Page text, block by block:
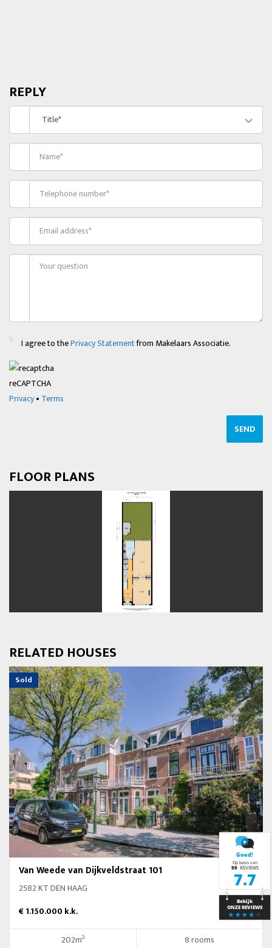
REPLY
Title*
I agree to thePrivacy Statementfrom Makelaars Associatie.
reCAPTCHA
Privacy• Terms
SEND
FLOOR PLANS
RELATED HOUSES
Sold
Van Weede van Dijkveldstraat 101
2582 KT DEN HAAG
€ 1.150.000 k.k.
202m² 8 rooms